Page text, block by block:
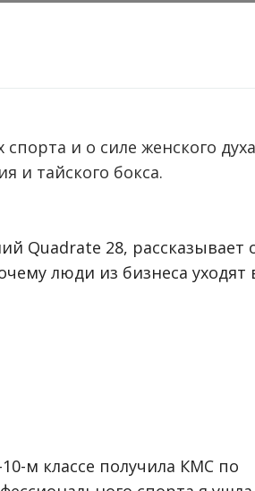
и о силе женского
и тайского бокса.
Quadrate 28, рассказывает
люди из бизнеса уходят
м классе получила КМС по